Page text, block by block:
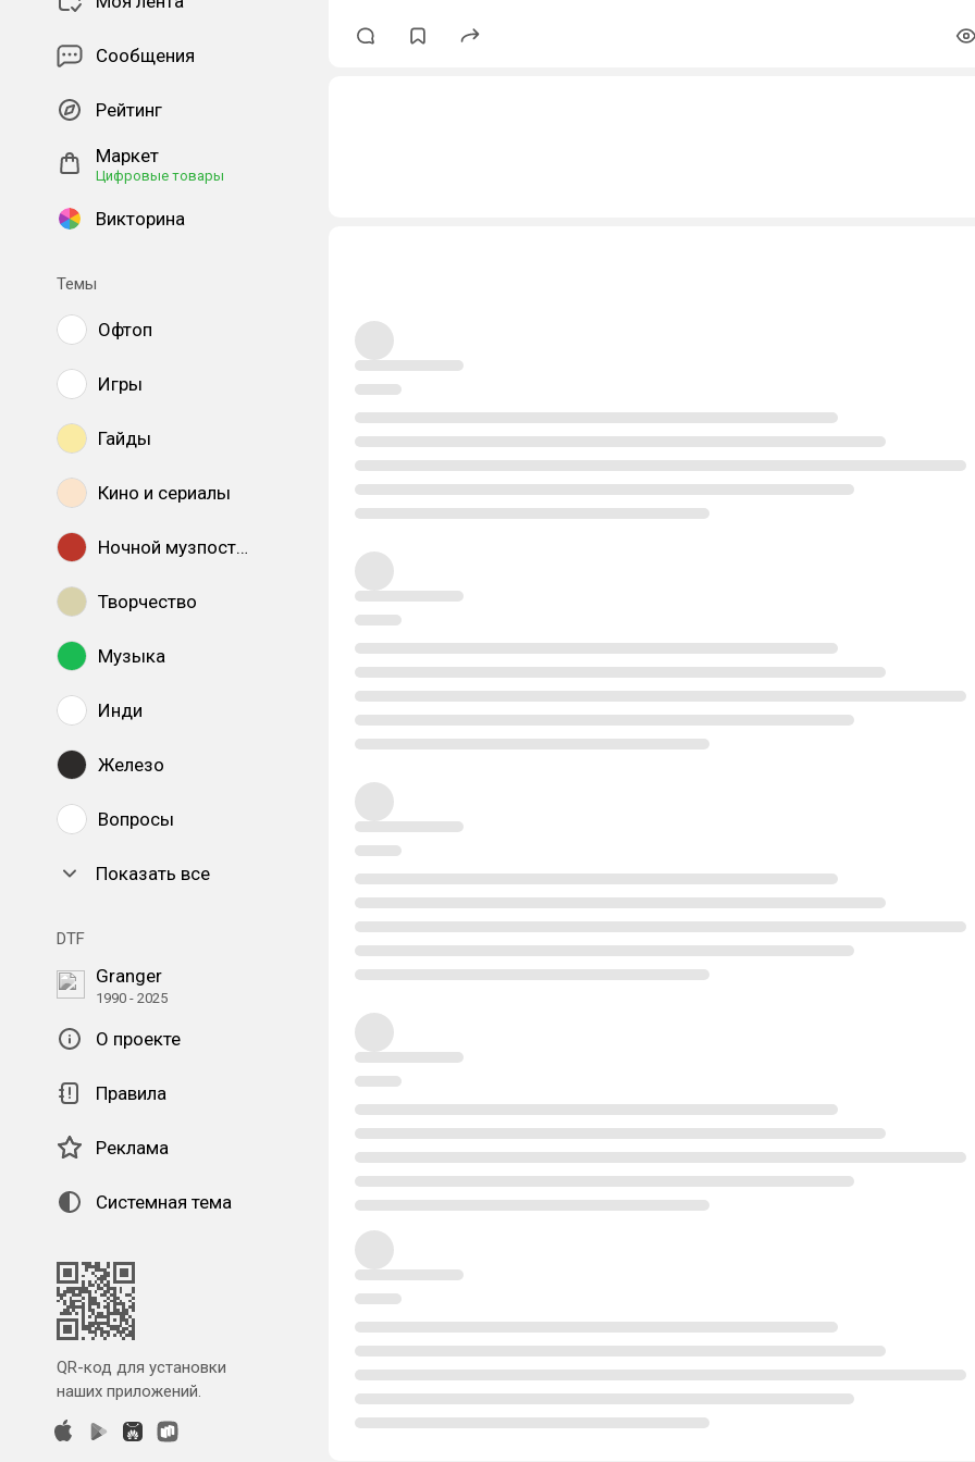
Сообщения
Рейтинг
Маркет
Цифровые товары
Викторина
Темы
Офтоп
Игры
Гайды
Кино и сериалы
Ночной музпостинг
Творчество
Музыка
Инди
Железо
Вопросы
Показать все
DTF
Granger
1990 - 2025
О проекте
Правила
Реклама
Системная тема
QR-код для установки
наших приложений.